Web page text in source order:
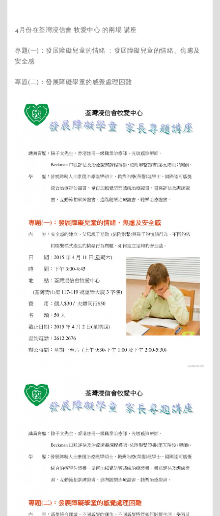
4月份在荃灣浸信會 牧愛中心 的兩場 講座
專題(一)：發展障礙兒童的情緒 ：發展障礙兒童的情緒、焦慮及
安全感
專題(二)：發展障礙學童的感覺處理困難